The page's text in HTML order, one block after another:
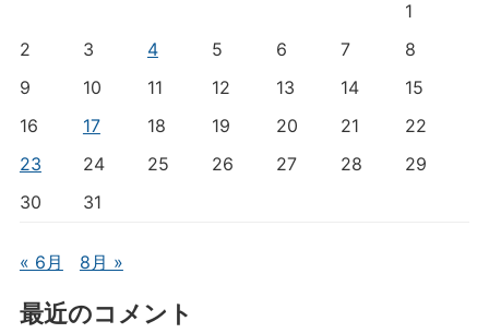
1
2
3 4 5 6 7
8
9
10 11 12 13 14
15
16
17 18 19 20 21
22
23
24 25 26 27 28
29
30
31
« 6月 8月 »
最近のコメント